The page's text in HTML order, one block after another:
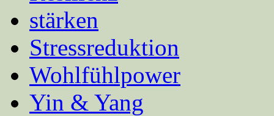
stärken
Stressreduktion
Wohlfühlpower
Yin & Yang